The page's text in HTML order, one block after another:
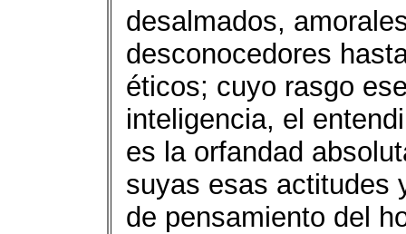
desalmados,
desconocedores
éticos; cuyo rasgo
inteligencia, el
es la orfandad
suyas esas actitudes
de pensamiento del